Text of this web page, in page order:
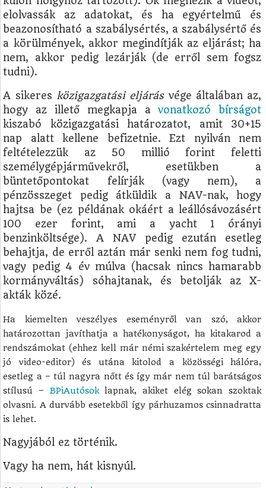
elolvassák az adatokat, és ha egyértelmű és
beazonosítható a szabálysértés, a szabálysértő és
a körülmények, akkor megindítják az eljárást; ha
nem, akkor pedig lezárják (de erről sem fogsz
tudni).
A sikeres közigazgatási eljárásvége általában az,
hogy az illető megkapja avonatkozó bírságot
kiszabó közigazgatási határozatot, amit 30+15
nap alatt kellene befizetnie. Ezt nyilván nem
feltételezzük az 50 millió forint feletti
személygépjárművekről, esetükben a
büntetőpontokat felírják (vagy nem), a
pénzösszeget pedig átküldik a NAV-nak, hogy
hajtsa be (ez példának okáért a leállósávozásért
100 ezer forint, ami a yacht 1 órányi
benzinköltsége). A NAV pedig ezután esetleg
behajtja, de erről aztán már senki nem fog tudni,
vagy pedig 4 év múlva (hacsak nincs hamarabb
kormányváltás) sóhajtanak, és betolják az X-
akták közé.
Ha kiemelten veszélyes eseményről van szó, akkor
határozottan javíthatja a hatékonyságot, ha kitakarod a
rendszámokat (ehhez kell már némi szakértelem meg egy
jó video-editor) és utána kitolod a közösségi hálóra,
esetleg a – túl nagyra nőtt és így már nem túl barátságos
stílusú – BPiAutósoklapnak, akiket elég sokan szoktak
olvasni. A durvább esetekből így párhuzamos csinnadratta
is lehet.
Nagyjából ez történik.
Vagy ha nem, hát kisnyúl.